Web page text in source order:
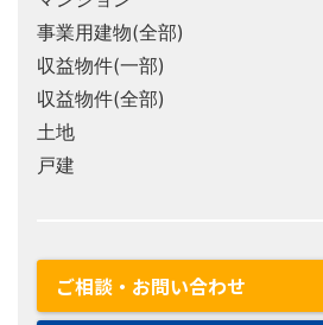
事業用建物(全部)
収益物件(一部)
収益物件(全部)
土地
戸建
ご相談・お問い合わせ